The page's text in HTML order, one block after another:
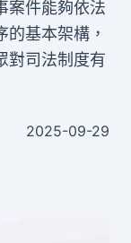
案件能夠依法
基本架構，
對司法制度有
2025-09-29